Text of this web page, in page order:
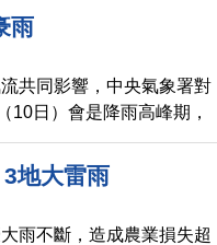
雨
共同影響，中央氣象署對
10日）會是降雨高峰期，
，中南部山區會出現，豪
雨將稍微趨緩。
地大雷雨
雨不斷，造成農業損失超